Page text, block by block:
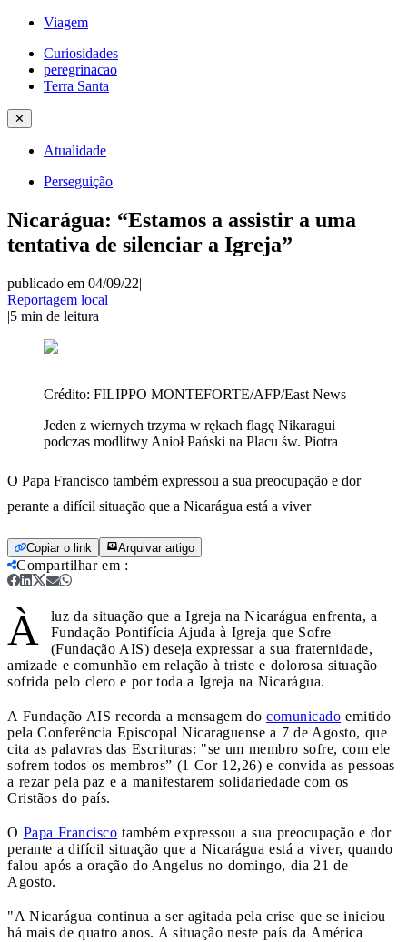
Viagem
Curiosidades
peregrinacao
Terra Santa
✕
Atualidade
Perseguição
Nicarágua: “Estamos a assistir a uma
tentativa de silenciar a Igreja”
publicado em 04/09/22|
Reportagem local
|5 min de leitura
Crédito: FILIPPO MONTEFORTE/AFP/East News
Jeden z wiernych trzyma w rękach flagę Nikaragui
podczas modlitwy Anioł Pański na Placu św. Piotra
O Papa Francisco também expressou a sua preocupação e dor
perante a difícil situação que a Nicarágua está a viver
Copiar o link Arquivar artigo
Compartilhar em :
À
luz da situação que a Igreja na Nicarágua enfrenta, a
Fundação Pontifícia Ajuda à Igreja que Sofre
(Fundação AIS) deseja expressar a sua fraternidade,
amizade e comunhão em relação à triste e dolorosa situação
sofrida pelo clero e por toda a Igreja na Nicarágua.
A Fundação AIS recorda a mensagem do comunicado emitido
pela Conferência Episcopal Nicaraguense a 7 de Agosto, que
cita as palavras das Escrituras: "se um membro sofre, com ele
sofrem todos os membros” (1 Cor 12,26) e convida as pessoas
a rezar pela paz e a manifestarem solidariedade com os
Cristãos do país.
O Papa Francisco também expressou a sua preocupação e dor
perante a difícil situação que a Nicarágua está a viver, quando
falou após a oração do Angelus no domingo, dia 21 de
Agosto.
"A Nicarágua continua a ser agitada pela crise que se iniciou
há mais de quatro anos. A situação neste país da América